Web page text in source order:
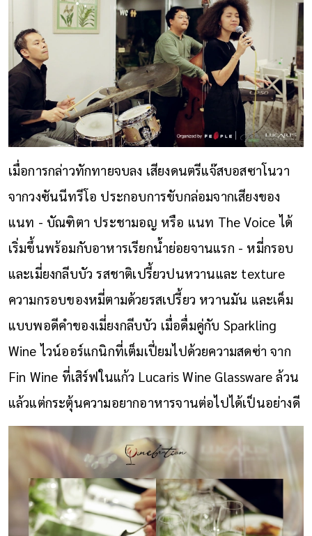
เมื่อการกล่าวทักทายจบลง เสียงดนตรีแจ๊สบอสซาโนวา
จากวงซันนีทรีโอ ประกอบการขับกล่อมจากเสียงของ
แนท - บัณฑิตา ประชามอญ หรือ แนท The Voice ได้
เริ่มขึ้นพร้อมกับอาหารเรียกน้ำย่อยจานแรก - หมี่กรอบ
และเมี่ยงกลีบบัว รสชาติเปรี้ยวปนหวานและ texture
ความกรอบของหมี่ตามด้วยรสเปรี้ยว หวานมัน และเค็ม
แบบพอดีคำของเมี่ยงกลีบบัว เมื่อดื่มคู่กับ Sparkling
Wine ไวน์ออร์แกนิกที่เต็มเปี่ยมไปด้วยความสดซ่า จาก
Fin Wine ที่เสิร์ฟในแก้ว Lucaris Wine Glassware ล้วน
แล้วแต่กระตุ้นความอยากอาหารจานต่อไปได้เป็นอย่างดี